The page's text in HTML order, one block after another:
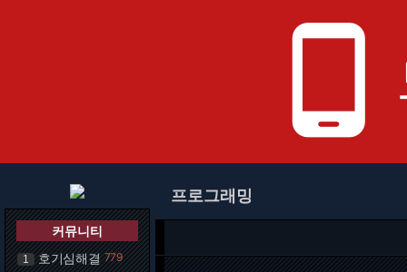
phone_android
커뮤니티
1 호기심해결 779
프로그래밍